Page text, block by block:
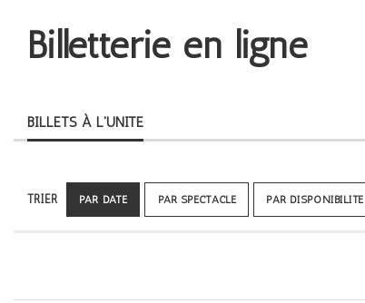
Billetterie en ligne
BILLETS À L'UNITÉ
TRIER PAR DATE PAR SPECTACLE PAR DISPONIBILITÉ